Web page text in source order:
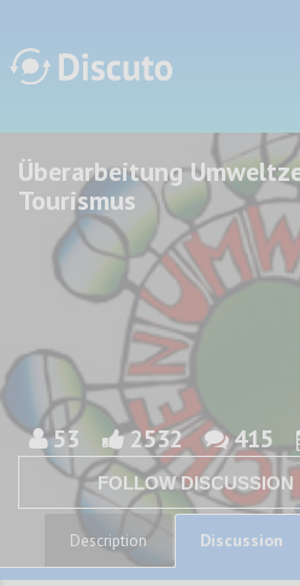
Discuto
Discuto
Überarbeitung
Tourismus
53 2532 415
FOLLOW DISCUSSION
Description Discussion